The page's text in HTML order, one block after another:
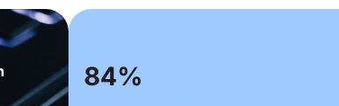
84%